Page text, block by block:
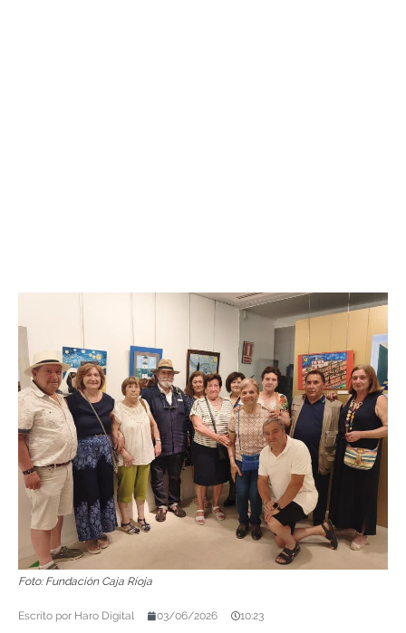
Foto: Fundación Caja Rioja
Escrito por Haro Digital 03/06/2026 10:23